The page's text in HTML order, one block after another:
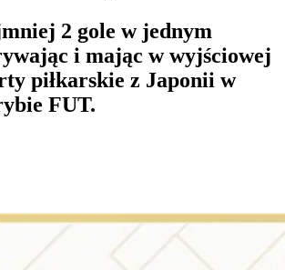
2 gole w jednym
i mając w wyjściowej
piłkarskie z Japonii w
FUT.